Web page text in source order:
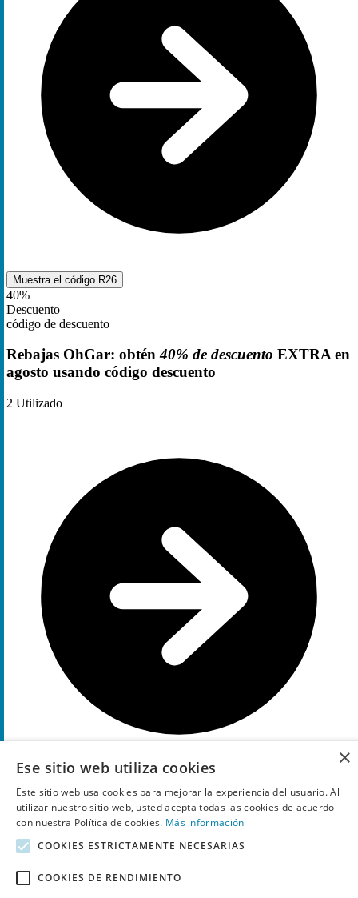
Muestra el código R26
40%
Descuento
código de descuento
Rebajas OhGar: obtén40% de descuento EXTRA en
agosto usando código descuento
2 Utilizado
10%
Descuento
código de descuento
10% de descuento
descuento
×
Ese sitio web utiliza cookies
Este sitio web usa cookies para mejorar la experiencia del usuario. Al
utilizar nuestro sitio web, usted acepta todas las cookies de acuerdo
con nuestra Política de cookies. Más información
COOKIES ESTRICTAMENTE NECESARIAS
COOKIES DE RENDIMIENTO